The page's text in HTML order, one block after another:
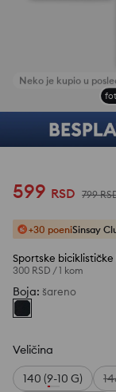
599 RSD 799
+30 poeniSinsay
Sportske
300 RSD /1 kom
Boja: šareno
Veličina
140 (9-10 G)